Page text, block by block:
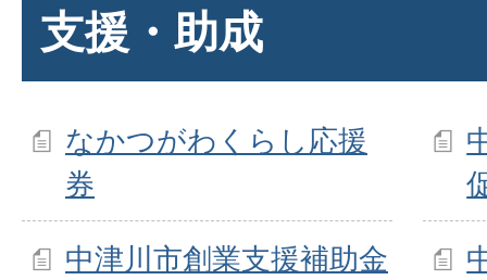
支援・助成
なかつがわくらし応援
券
中津川市創業支援補助金